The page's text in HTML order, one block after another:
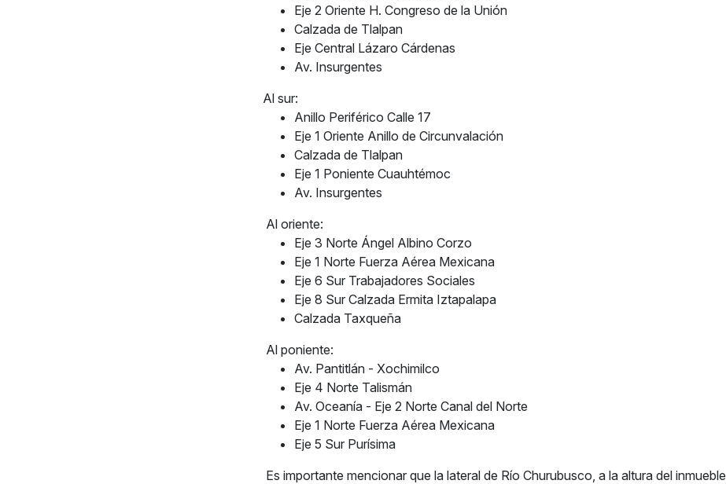
Eje 2 Oriente H. Congreso de la Unión
Calzada de Tlalpan
Eje Central Lázaro Cárdenas
Av. Insurgentes
Al sur:
Anillo Periférico Calle 17
Eje 1 Oriente Anillo de Circunvalación
Calzada de Tlalpan
Eje 1 Poniente Cuauhtémoc
Av. Insurgentes
Al oriente:
Eje 3 Norte Ángel Albino Corzo
Eje 1 Norte Fuerza Aérea Mexicana
Eje 6 Sur Trabajadores Sociales
Eje 8 Sur Calzada Ermita Iztapalapa
Calzada Taxqueña
Al poniente:
Av. Pantitlán - Xochimilco
Eje 4 Norte Talismán
Av. Oceanía - Eje 2 Norte Canal del Norte
Eje 1 Norte Fuerza Aérea Mexicana
Eje 5 Sur Purísima
Es importante mencionar que la lateral de Río Churubusco, a la altura del inmueble,